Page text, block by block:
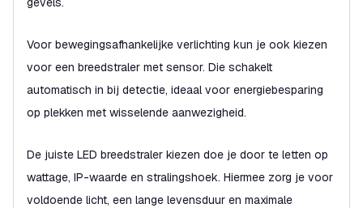
Voor bewegingsafhankelijke verlichting kun je ook kiezen
voor een breedstraler met sensor. Die schakelt
automatisch in bij detectie, ideaal voor energiebesparing
op plekken met wisselende aanwezigheid.
De juiste LED breedstraler kiezen doe je door te letten op
wattage, IP-waarde en stralingshoek. Hiermee zorg je voor
voldoende licht, een lange levensduur en maximale